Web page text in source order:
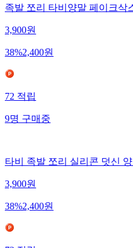
족발 쪼리 타비양말 페이크삭
3,900원
38%2,400원
72적립
9명구매중
타비 족발 쪼리 실리콘 덧신
3,900원
38%2,400원